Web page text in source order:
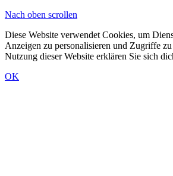
Nach oben scrollen
Diese Website verwendet Cookies, um
Anzeigen zu personalisieren und Zugriffe
Nutzung dieser Website erklären Sie sich
OK